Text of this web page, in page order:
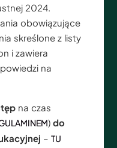
2024.
obowiązujące
skreślone z listy
i zawiera
na
na czas
) do
– TU